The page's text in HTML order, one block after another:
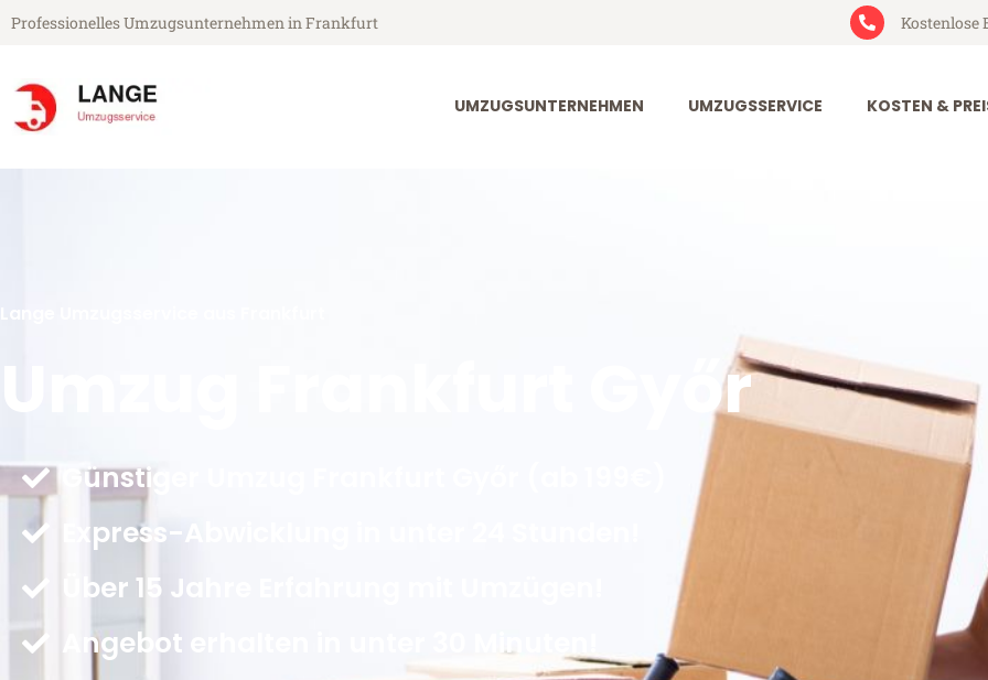
Professionelles Umzugsunternehmen in Frankfurt Kostenlose
UMZUGSUNTERNEHMEN UMZUGSSERVICE KOSTEN &
Umzug Frankfurt Győr
Günstiger Umzug Frankfurt Győr (ab 199€)
Express-Abwicklung in unter 24 Stunden!
Über 15 Jahre Erfahrung mit Umzügen!
Angebot erhalten in unter 30 Minuten!